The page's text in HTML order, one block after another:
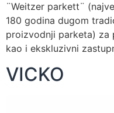
¨Weitzer parkett¨
180 godina dugom
proizvodnji parketa) za
kao i ekskluzivni
VICKO